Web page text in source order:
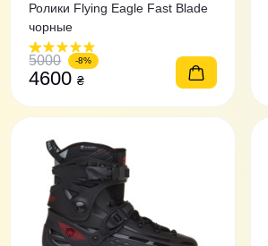
Ролики Flying Eagle Fast Blade
чорные
5000 -8%
4600₴